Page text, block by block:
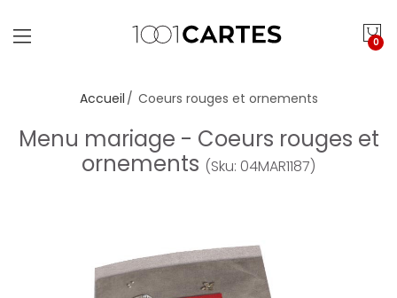
0
Accueil Coeurs rouges et ornements
Menu mariage - Coeurs rouges et
ornements (Sku: 04MAR1187)